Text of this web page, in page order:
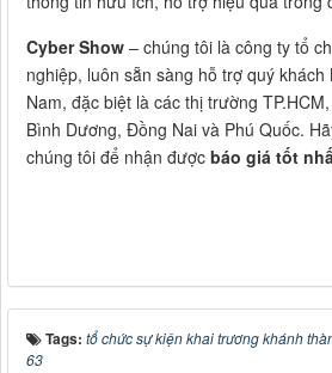
Cyber Show – chúng tôi là công ty tổ
nghiệp, luôn sẵn sàng hỗ trợ quý
Nam, đặc biệt là các thị trường
Bình Dương, Đồng Nai và Phú Quốc.
chúng tôi để nhận được báo giá tốt
Tags: tổ chức sự kiện khai trương khánh
63